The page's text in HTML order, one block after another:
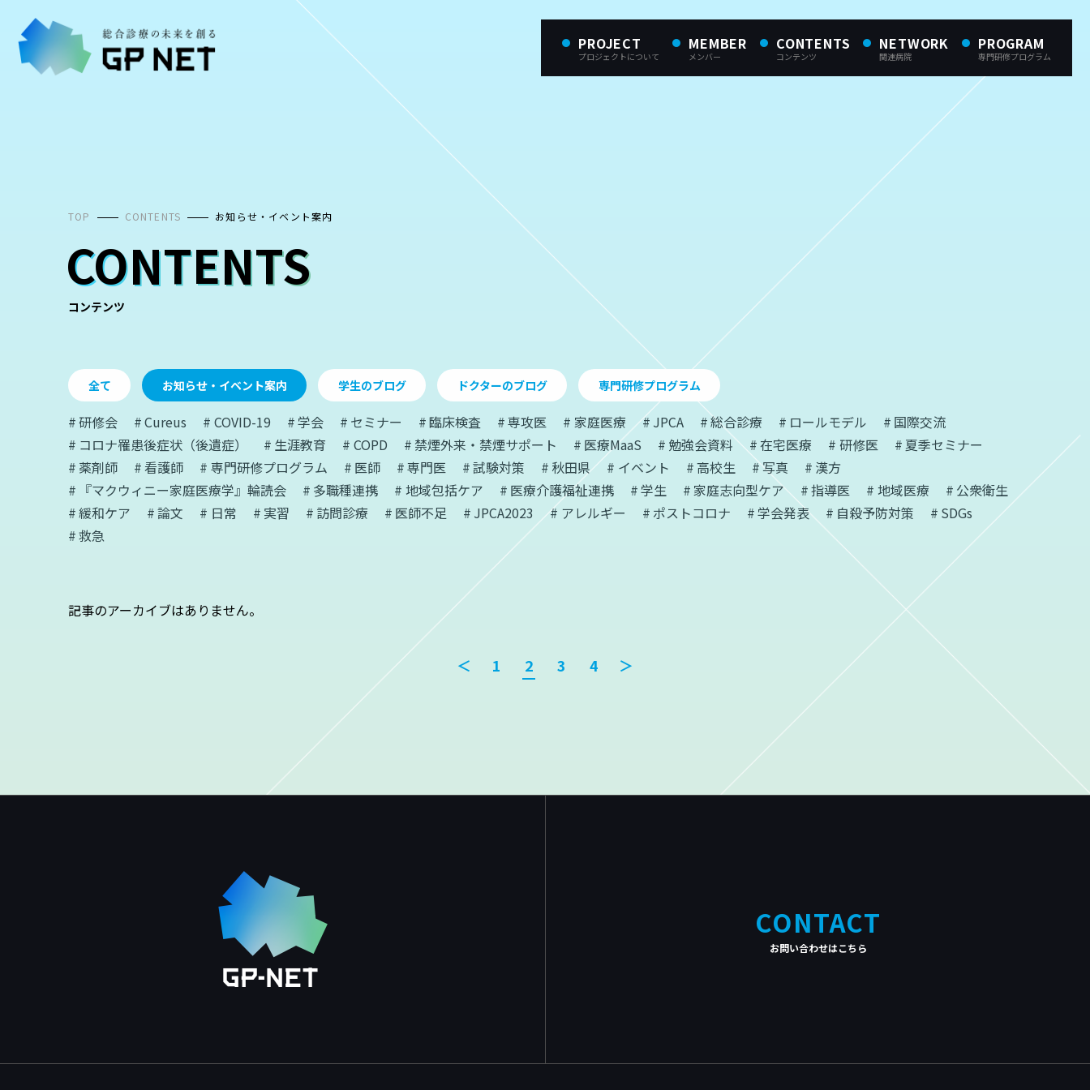
PROJECT
プロジェクトについて
MEMBER
メンバー
CONTENTS
コンテンツ
NETWORK
関連病院
PROGRAM
専門研修プログラム
TOP CONTENTS お知らせ・イベント案内
CONTENTS
コンテンツ
全て お知らせ・イベント案内 学生のブログ ドクターのブログ 専門研修プログラム
研修会 Cureus COVID-19 学会 セミナー 臨床検査 専攻医 家庭医療 JPCA 総合診療 ロールモデル
国際交流
コロナ罹患後症状（後遺症）
生涯教育 COPD 禁煙外来・禁煙サポート 医療MaaS 勉強会資料 在宅医療 研修医
夏季セミナー
薬剤師
看護師 専門研修プログラム 医師 専門医 試験対策 秋田県 イベント 高校生 写真
漢方
『マクウィニー家庭医療学』輪読会
多職種連携 地域包括ケア 医療介護福祉連携 学生 家庭志向型ケア 指導医 地域医療
公衆衛生
緩和ケア
論文 日常 実習 訪問診療 医師不足 JPCA2023 アレルギー ポストコロナ 学会発表 自殺予防対策
SDGs
救急
記事のアーカイブはありません。
＜ 1 2 3 4 ＞
CONTACT
お問い合わせはこちら